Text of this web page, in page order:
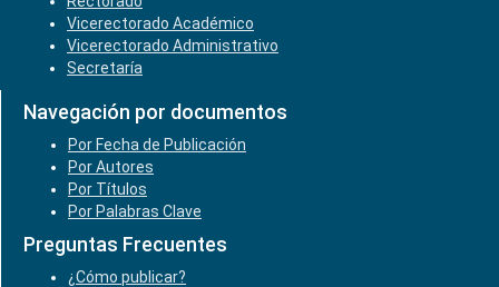
Vicerectorado Académico
Vicerectorado Administrativo
Secretaría
Navegación por documentos
Por Fecha de Publicación
Por Autores
Por Títulos
Por Palabras Clave
Preguntas Frecuentes
¿Cómo publicar?